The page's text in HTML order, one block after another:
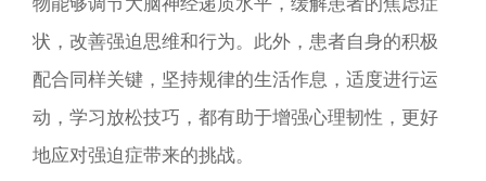
状，改善强迫思维和行为。此外，患者自身的积极
配合同样关键，坚持规律的生活作息，适度进行运
动，学习放松技巧，都有助于增强心理韧性，更好
地应对强迫症带来的挑战。